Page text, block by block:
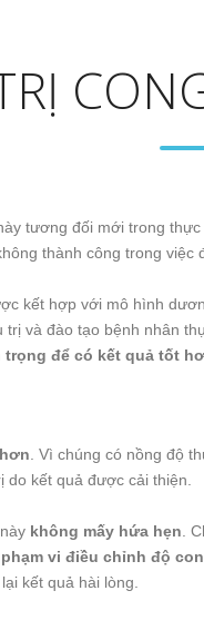
tương đối mới trong
thành công trong việc
kết hợp với mô hình
trị và đào tạo bệnh nhân
trọng để có kết quả tốt
. Vì chúng có nồng độ
do kết quả được cải thiện.
không mấy hứa hẹn.
phạm vi điều chỉnh độ
kết quả hài lòng.